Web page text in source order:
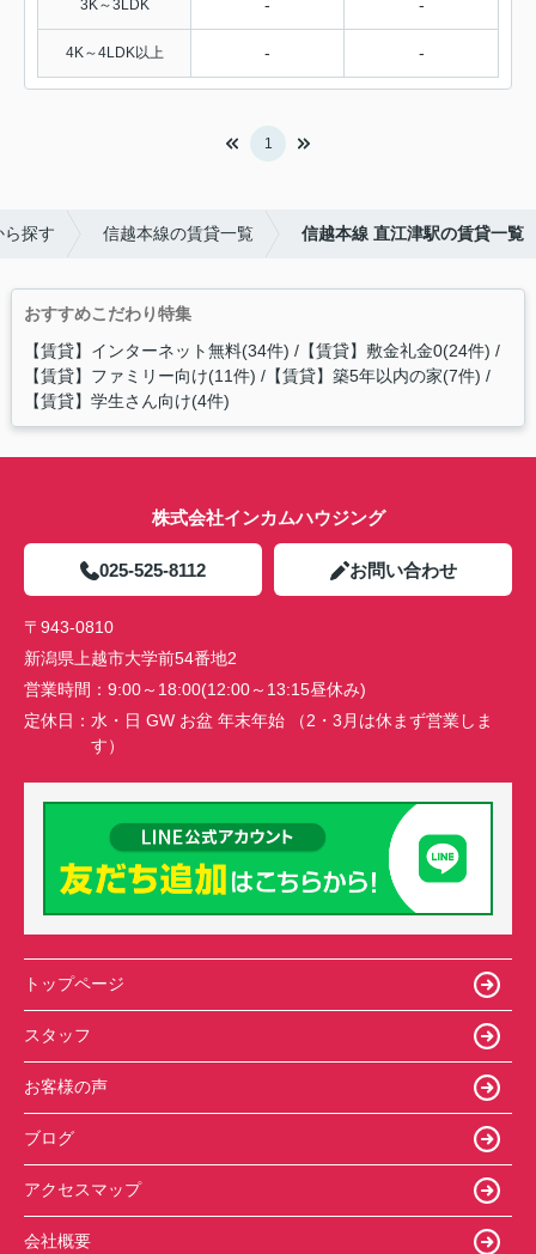
3K～3LDK - -
4K～4LDK以上 - -
1
ら探す 信越本線の賃貸一覧 信越本線 直江津駅の賃貸一覧
おすすめこだわり特集
【賃貸】インターネット無料(34件) 【賃貸】敷金礼金0(24件)
【賃貸】ファミリー向け(11件) 【賃貸】築5年以内の家(7件)
【賃貸】学生さん向け(4件)
株式会社インカムハウジング
025-525-8112 お問い合わせ
〒943-0810
新潟県上越市大学前54番地2
営業時間： 9:00～18:00(12:00～13:15昼休み)
定休日： 水・日 GW お盆 年末年始 （2・3月は休まず営業しま
す）
トップページ
スタッフ
お客様の声
ブログ
アクセスマップ
会社概要